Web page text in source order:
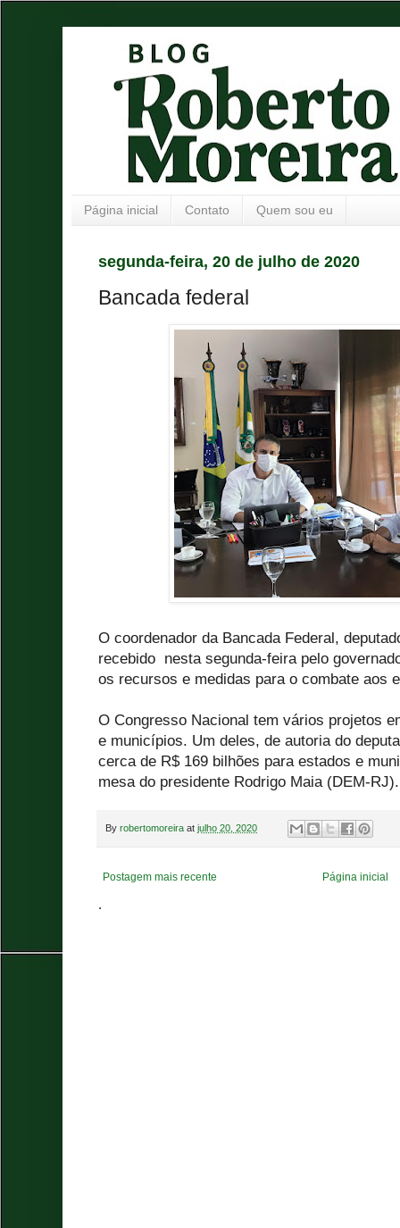
Página inicial Contato Quem sou eu
segunda-feira, 20 de julho de 2020
Bancada federal
O coordenador da Bancada Federal,
recebido nesta segunda-feira pelo
os recursos e medidas para o combate aos
O Congresso Nacional tem vários projetos
e municípios. Um deles, de autoria do
cerca de R$ 169 bilhões para estados e
mesa do presidente Rodrigo Maia (DEM-RJ).
By robertomoreira at julho 20, 2020
Postagem mais recente Página inicial
.